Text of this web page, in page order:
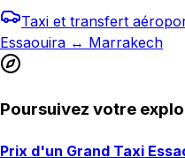
Taxi et transfert
Essaouira ↔ Marrakech
Poursuivez votre
Prix d'un Grand Taxi